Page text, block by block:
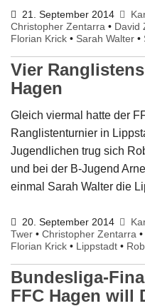
21. September 2014
Christopher Zentarra • David
Florian Krick • Sarah Walter •
Vier
Hagen
Gleich viermal hatte der
Ranglistenturnier in
Jugendlichen trug sich
und bei der B-Jugend
einmal Sarah Walter die
20. September 2014
Twer • Christopher Zentarra •
Florian Krick • Lippstadt •
Bundesliga-
FFC Hagen will